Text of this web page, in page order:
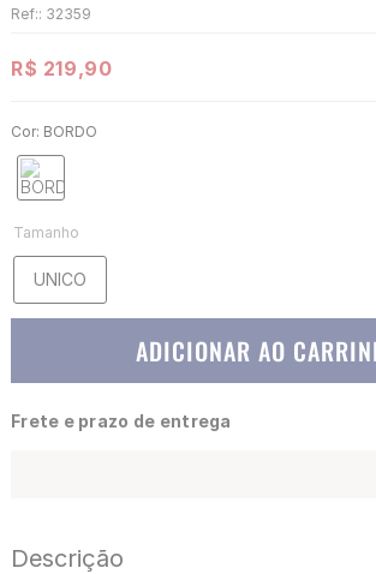
Ref:: 32359
R$ 219,90
Cor: BORDO
Tamanho
UNICO
ADICIONAR AO
Frete e prazo de entrega
Descrição